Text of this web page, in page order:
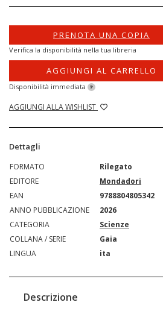
PRENOTA UNA COPIA
Verifica la disponibilità nella tua libreria
AGGIUNGI AL CARRELLO
Disponibilità immediata ?
AGGIUNGI ALLA WISHLIST
Dettagli
FORMATO
Rilegato
EDITORE
Mondadori
EAN
9788804805342
ANNO PUBBLICAZIONE
2026
CATEGORIA
Scienze
COLLANA / SERIE
Gaia
LINGUA
ita
Descrizione